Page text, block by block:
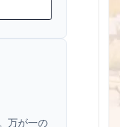
万が一の